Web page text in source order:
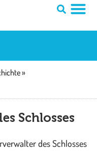
»
Schlosses
des Schlosses